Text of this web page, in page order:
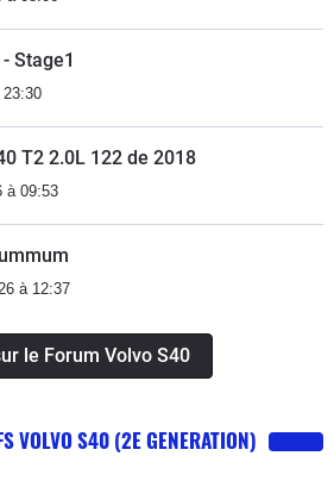
Stage1
23:30
T2 2.0L 122 de 2018
à 09:53
à 12:37
le Forum Volvo S40
VOLVO S40 (2E GENERATION)